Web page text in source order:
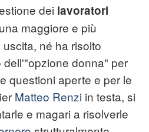
dei lavoratori
maggiore e più
né ha risolto
donna" per
questioni aperte e per le
Matteo Renzi in testa, si
e magari a risolverle